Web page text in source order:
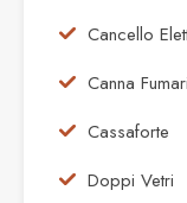
Cancello
Canna
Cassaforte
Doppi Vetri